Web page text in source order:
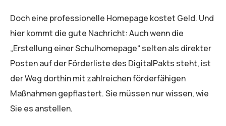
Doch eine professionelle Homepage kostet Geld. Und
hier kommt die gute Nachricht: Auch wenn die
„Erstellung einer Schulhomepage“ selten als direkter
Posten auf der Förderliste des DigitalPakts steht, ist
der Weg dorthin mit zahlreichen förderfähigen
Maßnahmen gepflastert. Sie müssen nur wissen, wie
Sie es anstellen.